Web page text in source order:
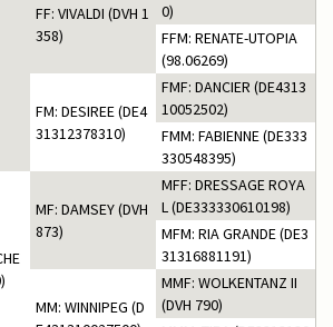
FF: VIVALDI (DVH 1
358)
0)
FFM: RENATE-UTOPIA
(98.06269)
FM: DESIREE (DE4
31312378310)
FMF: DANCIER (DE4313
10052502)
FMM: FABIENNE (DE333
330548395)
MF: DAMSEY (DVH
873)
MFF: DRESSAGE ROYA
L (DE333330610198)
MFM: RIA GRANDE (DE3
31316881191)
MM: WINNIPEG (D
MMF: WOLKENTANZ II
(DVH 790)